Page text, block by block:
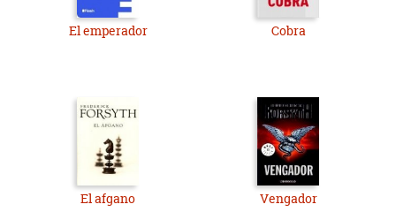
El emperador Cobra
El afgano Vengador